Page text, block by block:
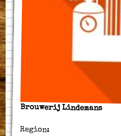
Brouwerij Lindemans
Region: